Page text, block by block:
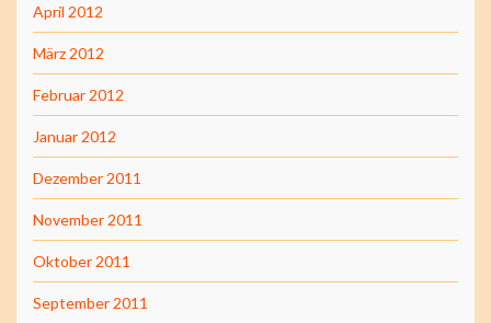
April 2012
März 2012
Februar 2012
Januar 2012
Dezember 2011
November 2011
Oktober 2011
September 2011